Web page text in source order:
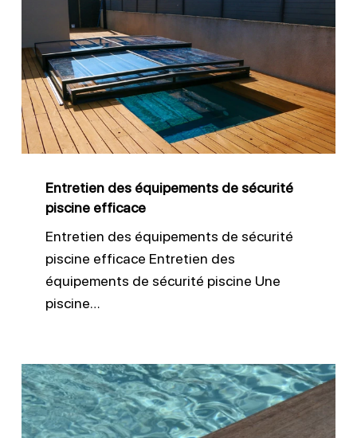
équipements
de
sécurité
piscine
efficace
Entretien des équipements de sécurité
piscine efficace
Entretien des équipements de sécurité
piscine efficace Entretien des
équipements de sécurité piscine Une
piscine…
Brosser
les
parois